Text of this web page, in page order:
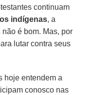
continuam
indígenas, a
não é bom. Mas, por
lutar contra seus
hoje entendem a
conosco nas